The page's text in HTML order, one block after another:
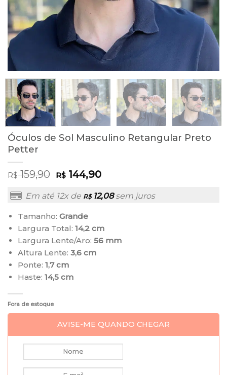
Óculos de Sol Masculino Retangular Preto
Petter
R$159,90 R$144,90
Em até 12x de R$12,08sem juros
Tamanho: Grande
Largura Total: 14,2 cm
Largura Lente/Aro: 56 mm
Altura Lente: 3,6 cm
Ponte: 1,7 cm
Haste: 14,5 cm
Fora de estoque
AVISE-ME QUANDO CHEGAR